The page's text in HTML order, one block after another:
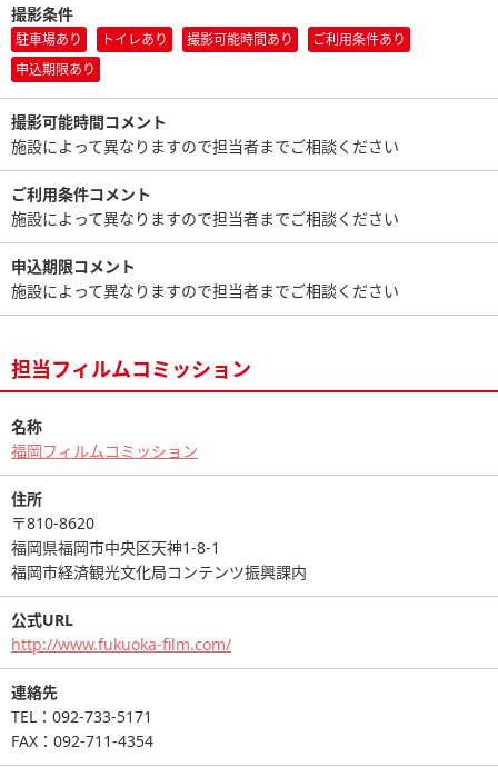
撮影条件
駐車場あり トイレあり 撮影可能時間あり
ご利用条件あり
申込期限あり
撮影可能時間コメント
施設によって異なりますので担当者までご相談ください
ご利用条件コメント
施設によって異なりますので担当者までご相談ください
申込期限コメント
施設によって異なりますので担当者までご相談ください
担当フィルムコミッション
名称
福岡フィルムコミッション
住所
〒810-8620
福岡県福岡市中央区天神1-8-1
福岡市経済観光文化局コンテンツ振興課内
公式URL
http://www.fukuoka-film.com/
連絡先
TEL：092-733-5171
FAX：092-711-4354